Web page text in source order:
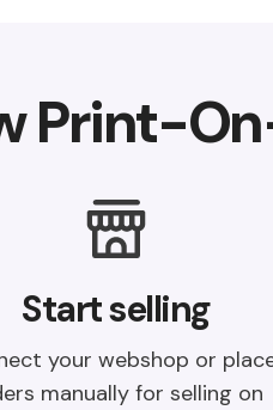
Print-
Start selling
your webshop or
manually for selling on